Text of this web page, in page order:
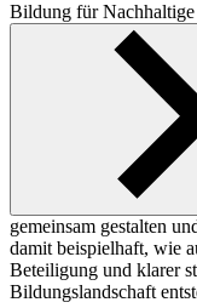
Bildung für
gemeinsam gestalten
damit beispielhaft, wie
Beteiligung und klarer
Bildungslandschaft